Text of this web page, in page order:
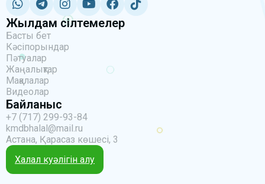
Жылдам сілтемелер
Басты бет
Кәсіпорындар
Пәтуалар
Жаңалықтар
Мақалалар
Видеолар
Байланыс
+7 (717) 299-93-84
kmdbhalal@mail.ru
Астана, Қарасаз көшесі, 3
Халал куәлігін алу